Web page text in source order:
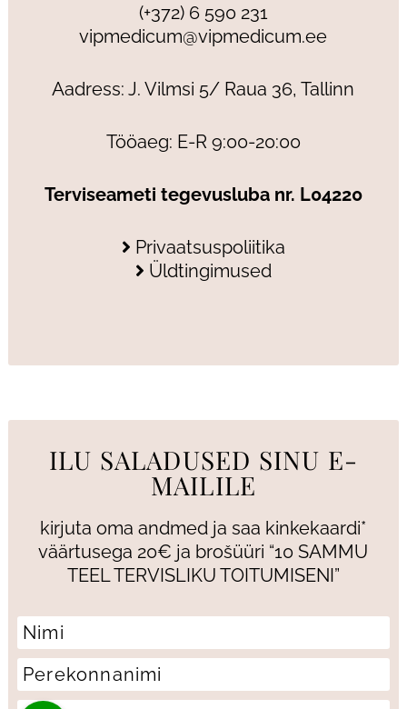
(+372) 6 590 231
vipmedicum@vipmedicum.ee
Aadress: J. Vilmsi 5/ Raua 36, Tallinn
Tööaeg: E-R 9:00-20:00
Terviseameti tegevusluba nr. L04220
Privaatsuspoliitika
Üldtingimused
ILU SALADUSED SINU E-
MAILILE
kirjuta oma andmed ja saa kinkekaardi*
väärtusega 20€ ja brošüüri “10 SAMMU
TEEL TERVISLIKU TOITUMISENI”